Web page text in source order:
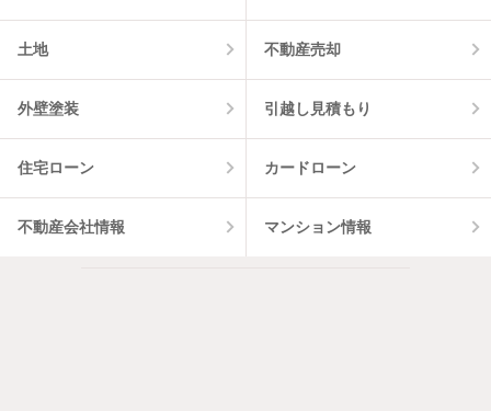
土地 不動産売却
外壁塗装 引越し見積もり
住宅ローン カードローン
不動産会社情報 マンション情報